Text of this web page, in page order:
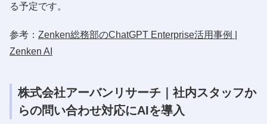
る予定です。
参考： Zenken総務部のChatGPT Enterprise活用事例 |
Zenken AI
株式会社アーバンリサーチ｜社内スタッフか
らの問い合わせ対応にAIを導入